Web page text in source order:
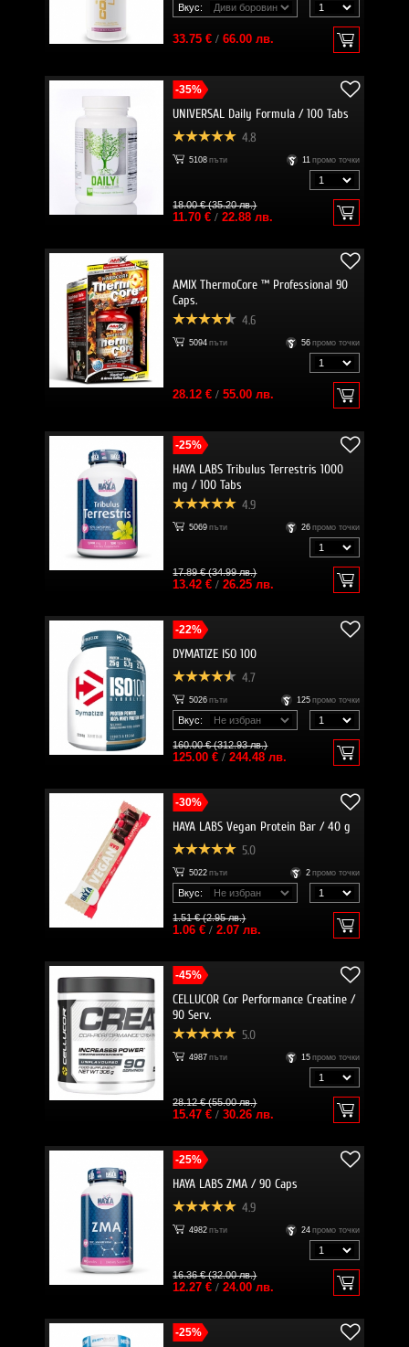
Вкус:
33.75 €/ 66.00 лв.
-35%
UNIVERSAL Daily Formula / 100 Tabs
4.8
5108 пъти 11 промо точки
18.00 € (35.20 лв.)
11.70 €/ 22.88 лв.
AMIX ThermoCore ™ Professional 90
Caps.
4.6
5094 пъти 56 промо точки
28.12 €/ 55.00 лв.
-25%
HAYA LABS Tribulus Terrestris 1000
mg / 100 Tabs
4.9
5069 пъти 26 промо точки
17.89 € (34.99 лв.)
13.42 €/ 26.25 лв.
-22%
DYMATIZE ISO 100
4.7
5026 пъти 125 промо точки
Вкус:
160.00 € (312.93 лв.)
125.00 €/ 244.48 лв.
-30%
HAYA LABS Vegan Protein Bar / 40 g
5.0
5022 пъти 2 промо точки
Вкус:
1.51 € (2.95 лв.)
1.06 €/ 2.07 лв.
-45%
CELLUCOR Cor Performance Creatine /
90 Serv.
5.0
4987 пъти 15 промо точки
28.12 € (55.00 лв.)
15.47 €/ 30.26 лв.
-25%
HAYA LABS ZMA / 90 Caps
4.9
4982 пъти 24 промо точки
16.36 € (32.00 лв.)
12.27 €/ 24.00 лв.
-25%